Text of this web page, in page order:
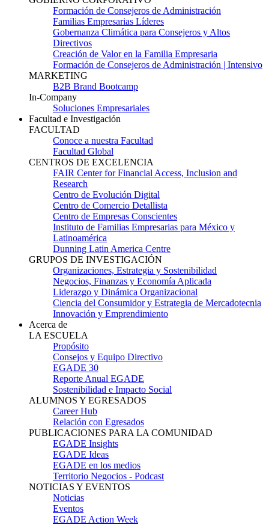
Formación de Consejeros de Administración
Familias Empresarias Líderes
Gobernanza Climática para Consejeros y Altos
Directivos
Creación de Valor en la Familia Empresaria
Formación de Consejeros de Administración | Intensivo
MARKETING
B2B Brand Bootcamp
In-Company
Soluciones Empresariales
Facultad e Investigación
FACULTAD
Conoce a nuestra Facultad
Facultad Global
CENTROS DE EXCELENCIA
FAIR Center for Financial Access, Inclusion and
Research
Centro de Evolución Digital
Centro de Comercio Detallista
Centro de Empresas Conscientes
Instituto de Familias Empresarias para México y
Latinoamérica
Dunning Latin America Centre
GRUPOS DE INVESTIGACIÓN
Organizaciones, Estrategia y Sostenibilidad
Negocios, Finanzas y Economía Aplicada
Liderazgo y Dinámica Organizacional
Ciencia del Consumidor y Estrategia de Mercadotecnia
Innovación y Emprendimiento
Acerca de
LA ESCUELA
Propósito
Consejos y Equipo Directivo
EGADE 30
Reporte Anual EGADE
Sostenibilidad e Impacto Social
ALUMNOS Y EGRESADOS
Career Hub
Relación con Egresados
PUBLICACIONES PARA LA COMUNIDAD
EGADE Insights
EGADE Ideas
EGADE en los medios
Territorio Negocios - Podcast
NOTICIAS Y EVENTOS
Noticias
Eventos
EGADE Action Week